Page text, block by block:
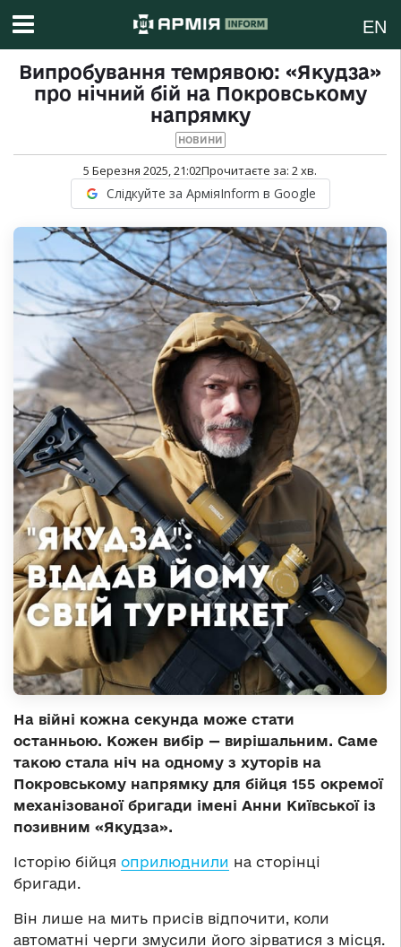
EN
Випробування темрявою: «Якудза»
про нічний бій на Покровському
напрямку
НОВИНИ
5 Березня 2025, 21:02Прочитаєте за: 2хв.
Слідкуйте за АрміяInform в Google
На війні кожна секунда може стати
останньою. Кожен вибір — вирішальним. Саме
такою стала ніч на одному з хуторів на
Покровському напрямку для бійця 155 окремої
механізованої бригади імені Анни Київської із
позивним «Якудза».
Історію бійця оприлюднили на сторінці
бригади.
Він лише на мить присів відпочити, коли
автоматні черги змусили його зірватися з місця.